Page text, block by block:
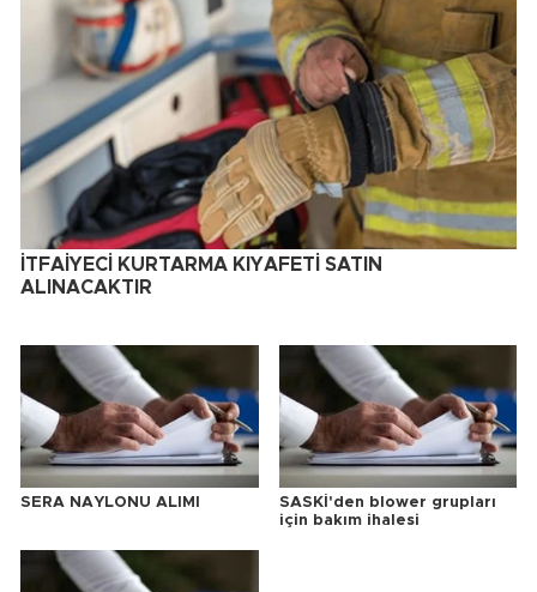
İTFAİYECİ KURTARMA KIYAFETİ SATIN
ALINACAKTIR
SERA NAYLONU ALIMI
SASKİ'den blower grupları
için bakım ihalesi